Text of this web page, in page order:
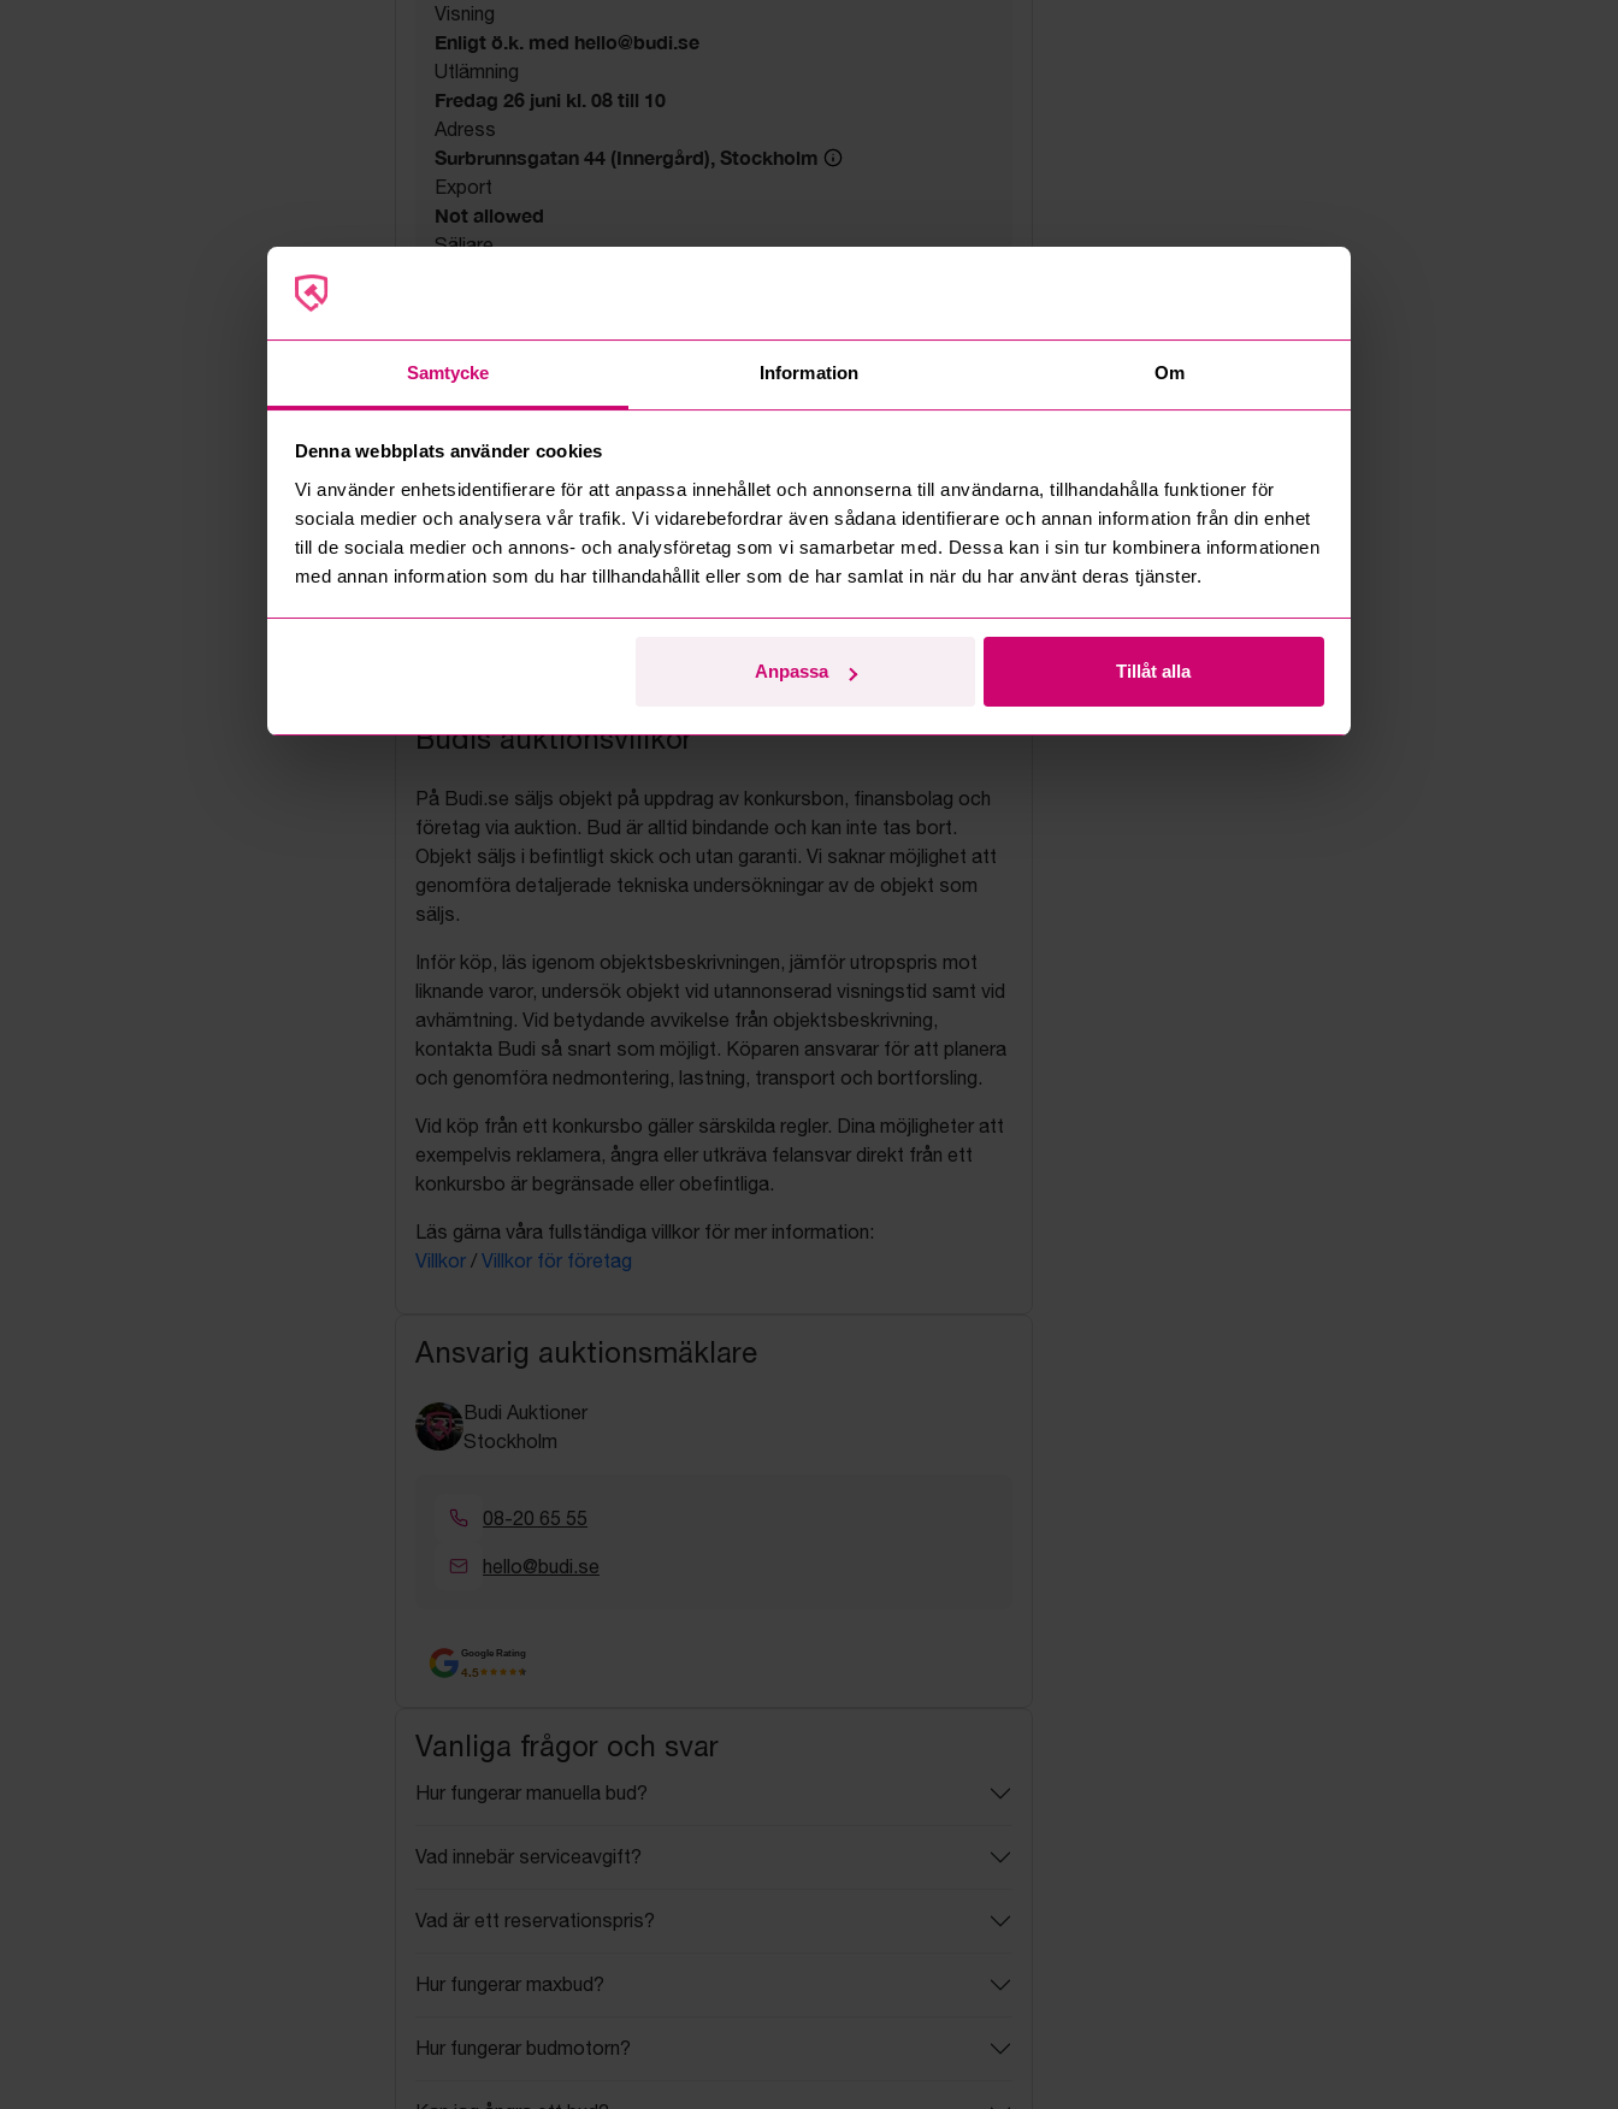
Samtycke Information Om
Denna webbplats använder cookies
Vi använder enhetsidentifierare för att anpassa innehållet och annonserna till användarna, tillhandahålla funktioner för
sociala medier och analysera vår trafik. Vi vidarebefordrar även sådana identifierare och annan information från din enhet
till de sociala medier och annons- och analysföretag som vi samarbetar med. Dessa kan i sin tur kombinera informationen
med annan information som du har tillhandahållit eller som de har samlat in när du har använt deras tjänster.
Anpassa Tillåt alla
Visning
Enligt ö.k. med hello@budi.se
Utlämning
Fredag 26 juni kl. 08 till 10
Adress
Surbrunnsgatan 44 (Innergård), Stockholm
Export
Not allowed
Säljare
Budis auktionsvillkor
På Budi.se säljs objekt på uppdrag av konkursbon, finansbolag och
företag via auktion. Bud är alltid bindande och kan inte tas bort.
Objekt säljs i befintligt skick och utan garanti. Vi saknar möjlighet att
genomföra detaljerade tekniska undersökningar av de objekt som
säljs.
Inför köp, läs igenom objektsbeskrivningen, jämför utropspris mot
liknande varor, undersök objekt vid utannonserad visningstid samt vid
avhämtning. Vid betydande avvikelse från objektsbeskrivning,
kontakta Budi så snart som möjligt. Köparen ansvarar för att planera
och genomföra nedmontering, lastning, transport och bortforsling.
Vid köp från ett konkursbo gäller särskilda regler. Dina möjligheter att
exempelvis reklamera, ångra eller utkräva felansvar direkt från ett
konkursbo är begränsade eller obefintliga.
Läs gärna våra fullständiga villkor för mer information:
Villkor / Villkor för företag
Ansvarig auktionsmäklare
Budi Auktioner
Stockholm
08-20 65 55
hello@budi.se
Google Rating
4.5
Vanliga frågor och svar
Hur fungerar manuella bud?
Vad innebär serviceavgift?
Vad är ett reservationspris?
Hur fungerar maxbud?
Hur fungerar budmotorn?